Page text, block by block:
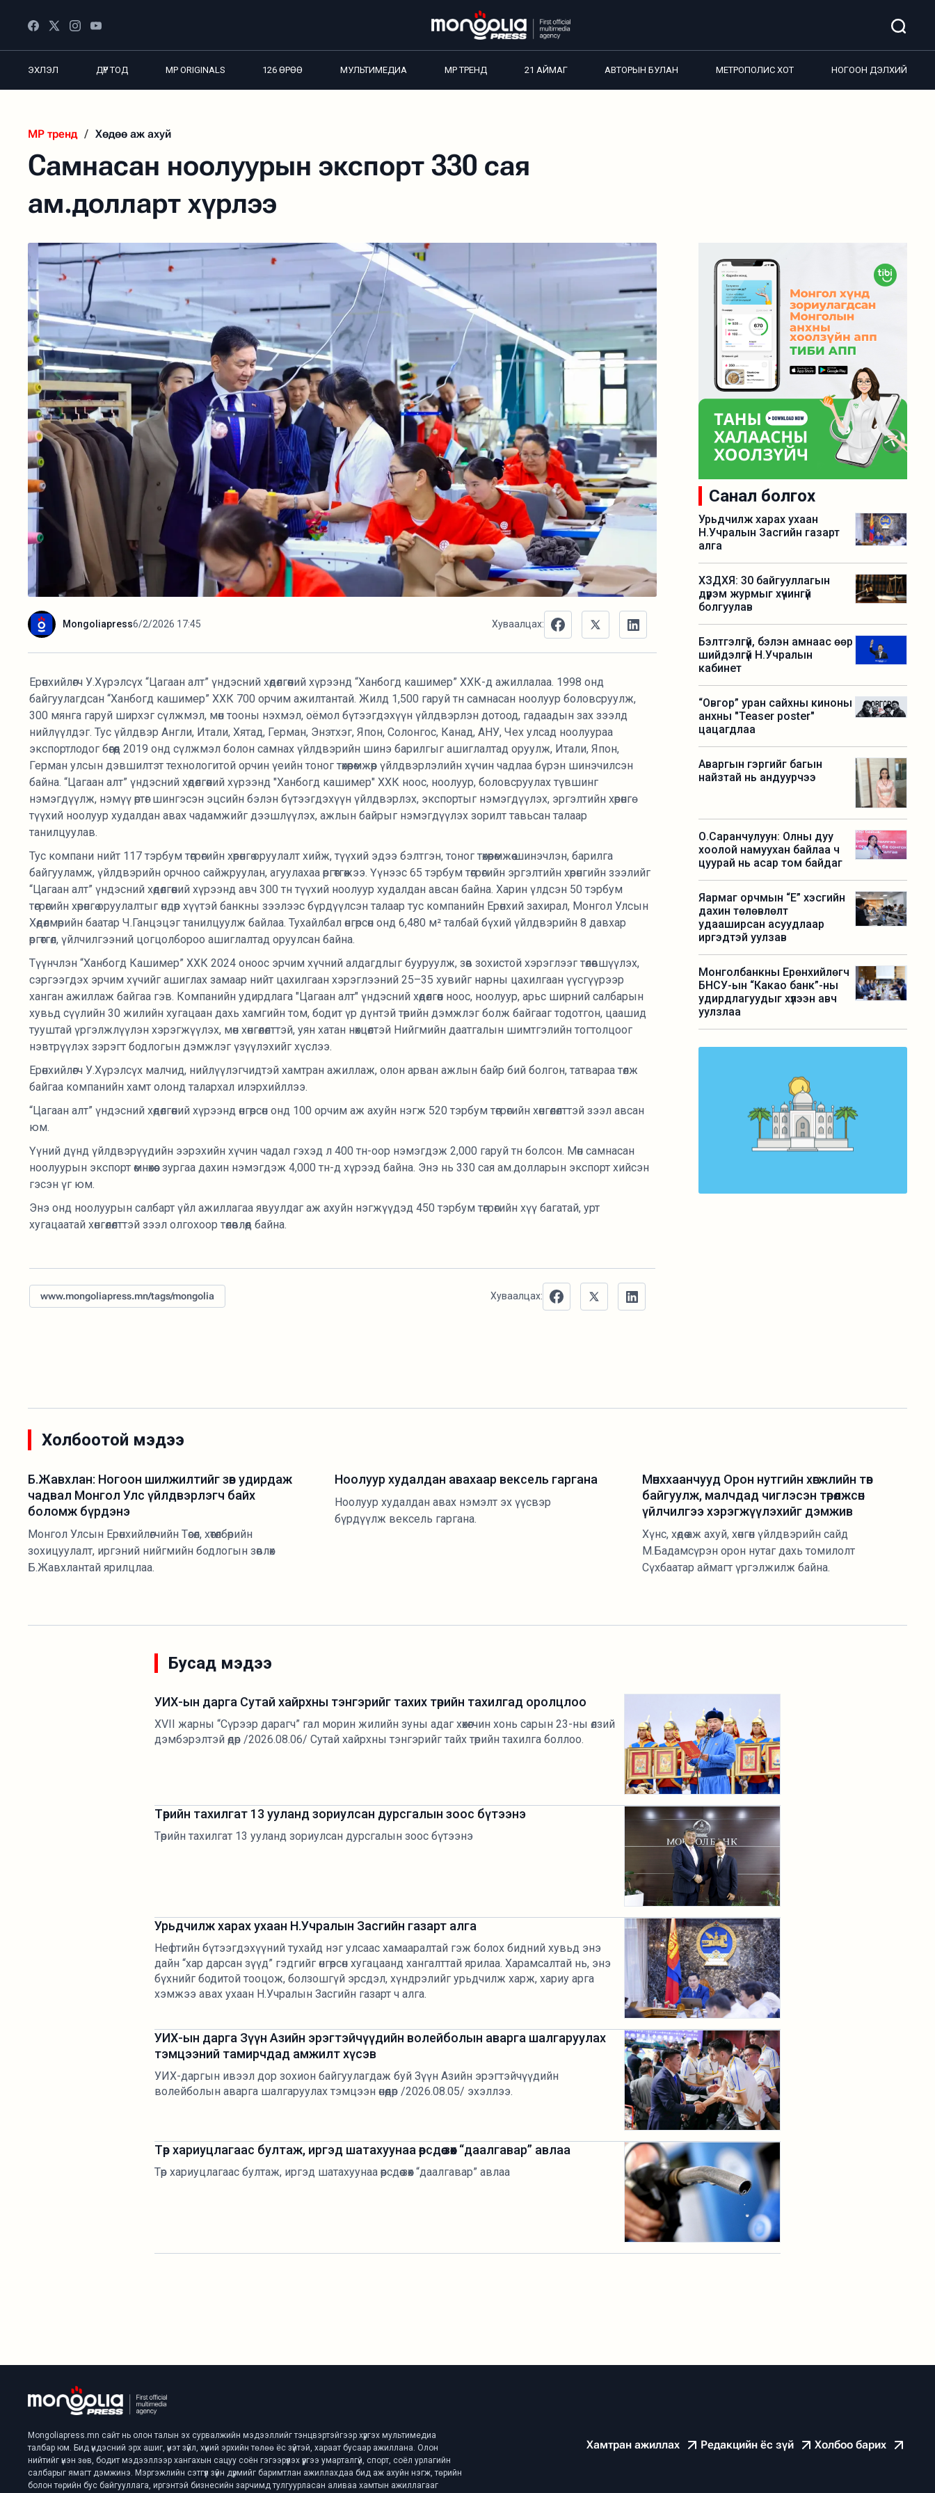
ЭХЛЭЛ ДҮР ТОД MP ORIGINALS 126 ӨРӨӨ МУЛЬТИМЕДИА MP ТРЕНД 21 АЙМАГ АВТОРЫН БУЛАН МЕТРОПОЛИС ХОТ НОГООН ДЭЛХИЙ
MP тренд / Хөдөө аж ахуй
Самнасан ноолуурын экспорт 330 сая
ам.долларт хүрлээ
Mongoliapress6/2/2026 17:45 Хуваалцах:
Ерөнхийлөгч У.Хүрэлсүх “Цагаан алт” үндэсний хөдөлгөөний хүрээнд “Ханбогд кашимер” ХХК-д ажиллалаа. 1998 онд
байгуулагдсан “Ханбогд кашимер” ХХК 700 орчим ажилтантай. Жилд 1,500 гаруй тн самнасан ноолуур боловсруулж,
300 мянга гаруй ширхэг сүлжмэл, мөн тооны нэхмэл, оёмол бүтээгдэхүүн үйлдвэрлэн дотоод, гадаадын зах зээлд
нийлүүлдэг. Тус үйлдвэр Англи, Итали, Хятад, Герман, Энэтхэг, Япон, Солонгос, Канад, АНУ, Чех улсад ноолуураа
экспортлодог бөгөөд 2019 онд сүлжмэл болон самнах үйлдвэрийн шинэ барилгыг ашиглалтад оруулж, Итали, Япон,
Герман улсын дэвшилтэт технологитой орчин үеийн тоног төхөөрөмжөөр үйлдвэрлэлийн хүчин чадлаа бүрэн шинэчилсэн
байна. “Цагаан алт” үндэсний хөдөлгөөний хүрээнд "Ханбогд кашимер" ХХК ноос, ноолуур, боловсруулах түвшинг
нэмэгдүүлж, нэмүү өртөг шингэсэн эцсийн бэлэн бүтээгдэхүүн үйлдвэрлэх, экспортыг нэмэгдүүлэх, эргэлтийн хөрөнгө
түүхий ноолуур худалдан авах чадамжийг дээшлүүлэх, ажлын байрыг нэмэгдүүлэх зорилт тавьсан талаар
танилцуулав.
Тус компани нийт 117 тэрбум төгрөгийн хөрөнгө оруулалт хийж, түүхий эдээ бэлтгэн, тоног төхөөрөмжөө шинэчлэн, барилга
байгууламж, үйлдвэрийн орчноо сайжруулан, агуулахаа өргөтгөжээ. Үүнээс 65 тэрбум төгрөгийн эргэлтийн хөрөнгийн зээлийг
“Цагаан алт” үндэсний хөдөлгөөний хүрээнд авч 300 тн түүхий ноолуур худалдан авсан байна. Харин үлдсэн 50 тэрбум
төгрөгийн хөрөнгө оруулалтыг өндөр хүүтэй банкны зээлээс бүрдүүлсэн талаар тус компанийн Ерөнхий захирал, Монгол Улсын
Хөдөлмөрийн баатар Ч.Ганцэцэг танилцуулж байлаа. Тухайлбал өнгөрсөн онд 6,480 м² талбай бүхий үйлдвэрийн 8 давхар
өргөтгөл, үйлчилгээний цогцолбороо ашиглалтад оруулсан байна.
Түүнчлэн “Ханбогд Кашимер” ХХК 2024 оноос эрчим хүчний алдагдлыг бууруулж, зөв зохистой хэрэглээг төлөвшүүлэх,
сэргээгдэх эрчим хүчийг ашиглах замаар нийт цахилгаан хэрэглээний 25–35 хувийг нарны цахилгаан үүсгүүрээр
ханган ажиллаж байгаа гэв. Компанийн удирдлага "Цагаан алт" үндэсний хөдөлгөөн ноос, ноолуур, арьс ширний салбарын
хувьд сүүлийн 30 жилийн хугацаан дахь хамгийн том, бодит үр дүнтэй төрийн дэмжлэг болж байгааг тодотгон, цаашид
тууштай үргэлжлүүлэн хэрэгжүүлэх, мөн хөнгөлөлттэй, уян хатан нөхцөлтэй Нийгмийн даатгалын шимтгэлийн тогтолцоог
нэвтрүүлэх зэрэгт бодлогын дэмжлэг үзүүлэхийг хүслээ.
Ерөнхийлөгч У.Хүрэлсүх малчид, нийлүүлэгчидтэй хамтран ажиллаж, олон арван ажлын байр бий болгон, татвараа төлж
байгаа компанийн хамт олонд талархал илэрхийллээ.
“Цагаан алт” үндэсний хөдөлгөөний хүрээнд өнгөрсөн онд 100 орчим аж ахуйн нэгж 520 тэрбум төгрөгийн хөнгөлөлттэй зээл авсан
юм.
Үүний дүнд үйлдвэрүүдийн ээрэхийн хүчин чадал гэхэд л 400 тн-оор нэмэгдэж 2,000 гаруй тн болсон. Мөн самнасан
ноолуурын экспорт өмнөхөөс зургаа дахин нэмэгдэж 4,000 тн-д хүрээд байна. Энэ нь 330 сая ам.долларын экспорт хийсэн
гэсэн үг юм.
Энэ онд ноолуурын салбарт үйл ажиллагаа явуулдаг аж ахуйн нэгжүүдэд 450 тэрбум төгрөгийн хүү багатай, урт
хугацаатай хөнгөлөлттэй зээл олгохоор төлөвлөөд байна.
www.mongoliapress.mn/tags/mongolia Хуваалцах:
Санал болгох
Урьдчилж харах ухаан
Н.Учралын Засгийн газарт
алга
ХЗДХЯ: 30 байгууллагын
дүрэм журмыг хүчингүй
болгуулав
Бэлтгэлгүй, бэлэн амнаас өөр
шийдэлгүй Н.Учралын
кабинет
“Овгор” уран сайхны киноны
анхны "Teaser poster"
цацагдлаа
Аваргын гэргийг багын
найзтай нь андуурчээ
О.Саранчулуун: Олны дуу
хоолой намуухан байлаа ч
цуурай нь асар том байдаг
Яармаг орчмын “Е” хэсгийн
дахин төлөвлөлт
удааширсан асуудлаар
иргэдтэй уулзав
Монголбанкны Ерөнхийлөгч
БНСУ-ын “Какао банк”-ны
удирдлагуудыг хүлээн авч
уулзлаа
Холбоотой мэдээ
Б.Жавхлан: Ногоон шилжилтийг зөв удирдаж
чадвал Монгол Улс үйлдвэрлэгч байх
боломж бүрдэнэ
Монгол Улсын Ерөнхийлөгчийн Төсөл, хөтөлбөрийн
зохицуулалт, иргэний нийгмийн бодлогын зөвлөх
Б.Жавхлантай ярилцлаа.
Ноолуур худалдан авахаар вексель гаргана
Ноолуур худалдан авах нэмэлт эх үүсвэр
бүрдүүлж вексель гаргана.
Мөнххаанчууд Орон нутгийн хөгжлийн төв
байгуулж, малчдад чиглэсэн төрөлжсөн
үйлчилгээ хэрэгжүүлэхийг дэмжив
Хүнс, хөдөө аж ахуй, хөнгөн үйлдвэрийн сайд
М.Бадамсүрэн орон нутаг дахь томилолт
Сүхбаатар аймагт үргэлжилж байна.
Бусад мэдээ
УИХ-ын дарга Сутай хайрхны тэнгэрийг тахих төрийн тахилгад оролцлоо
XVII жарны “Сүрээр дарагч” гал морин жилийн зуны адаг хөхөгчин хонь сарын 23-ны өлзий
дэмбэрэлтэй өдөр /2026.08.06/ Сутай хайрхны тэнгэрийг тайх төрийн тахилга боллоо.
Төрийн тахилгат 13 ууланд зориулсан дурсгалын зоос бүтээнэ
Төрийн тахилгат 13 ууланд зориулсан дурсгалын зоос бүтээнэ
Урьдчилж харах ухаан Н.Учралын Засгийн газарт алга
Нефтийн бүтээгдэхүүний тухайд нэг улсаас хамааралтай гэж болох бидний хувьд энэ
дайн “хар дарсан зүүд” гэдгийг өнгөрсөн хугацаанд хангалттай ярилаа. Харамсалтай нь, энэ
бүхнийг бодитой тооцож, болзошгүй эрсдэл, хүндрэлийг урьдчилж харж, хариу арга
хэмжээ авах ухаан Н.Учралын Засгийн газарт ч алга.
УИХ-ын дарга Зүүн Азийн эрэгтэйчүүдийн волейболын аварга шалгаруулах
тэмцээний тамирчдад амжилт хүсэв
УИХ-даргын ивээл дор зохион байгуулагдаж буй Зүүн Азийн эрэгтэйчүүдийн
волейболын аварга шалгаруулах тэмцээн өнөөдөр /2026.08.05/ эхэллээ.
Төр хариуцлагаас бултаж, иргэд шатахуунаа өөрсдөө зөөх “даалгавар” авлаа
Төр хариуцлагаас бултаж, иргэд шатахуунаа өөрсдөө зөөх “даалгавар” авлаа
Mongoliapress.mn сайт нь олон талын эх сурвалжийн мэдээллийг тэнцвэртэйгээр хүргэх мультимедиа
талбар юм. Бид үндэсний эрх ашиг, үнэт зүйл, хүний эрхийн төлөө ёс зүйтэй, хараат бусаар ажиллана. Олон
нийтийг үнэн зөв, бодит мэдээллээр хангахын сацуу соён гэгээрүүлэх үүргээ умарталгүй, спорт, соёл урлагийн
салбарыг ямагт дэмжинэ. Мэргэжлийн сэтгүүл зүйн дүрмийг баримтлан ажиллахдаа бид аж ахуйн нэгж, төрийн
болон төрийн бус байгууллага, иргэнтэй бизнесийн зарчимд тулгуурласан аливаа хамтын ажиллагааг
Хамтран ажиллах Редакцийн ёс зүй Холбоо барих